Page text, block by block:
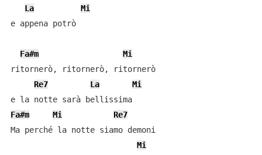
La
Mi
e appena potrò
Fa#m
Mi
ritornerò, ritornerò, ritornerò
Re7
La
Mi
e la notte sarà bellissima
Fa#m
Mi
Re7
Ma perché la notte siamo demoni
Mi